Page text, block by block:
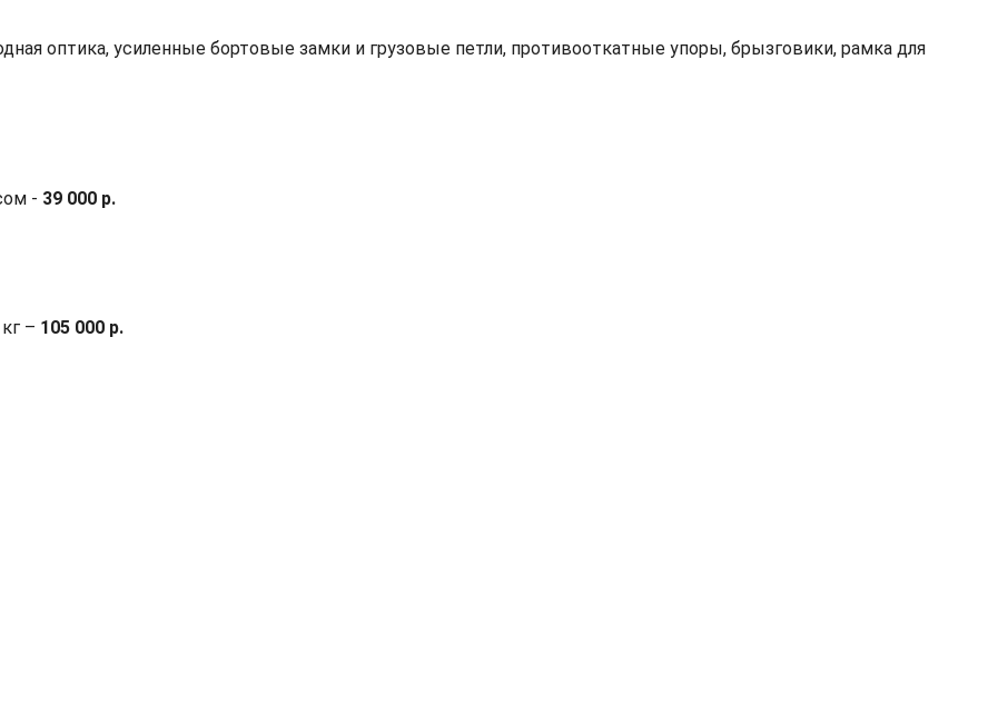
оптика, усиленные бортовые замки и грузовые петли, противооткатные упоры, брызговики, рамка для
- 39 000 р.
– 105 000 р.